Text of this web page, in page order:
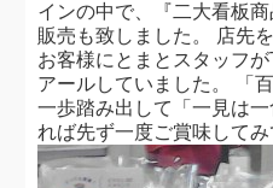
インの中で、『二大看板
販売も致しました。 店先
お客様にとまとスタッフ
アールしていました。 「
一歩踏み出して「一見は
れば先ず一度ご賞味して